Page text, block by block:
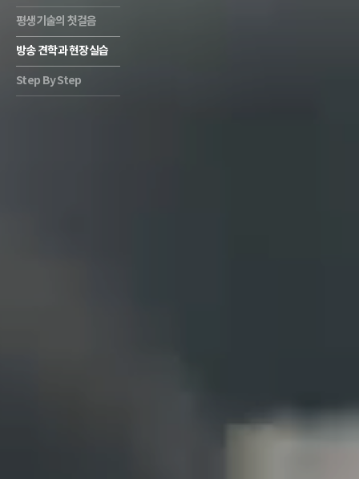
평생기술의 첫걸음
방송 견학과 현장실습
Step By Step